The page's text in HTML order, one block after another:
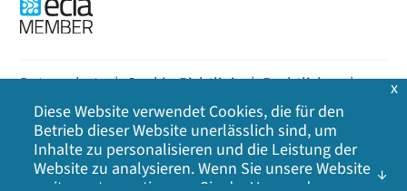
Datenschutz | Cookie-Richtlinie | Rechtliches |
Lageplan
©2026Digi International Inc. Alle Rechte
Diese Website verwendet Cookies, die für den
Betrieb dieser Website unerlässlich sind, um
Inhalte zu personalisieren und die Leistung der
Website zu analysieren. Wenn Sie unsere Website
x